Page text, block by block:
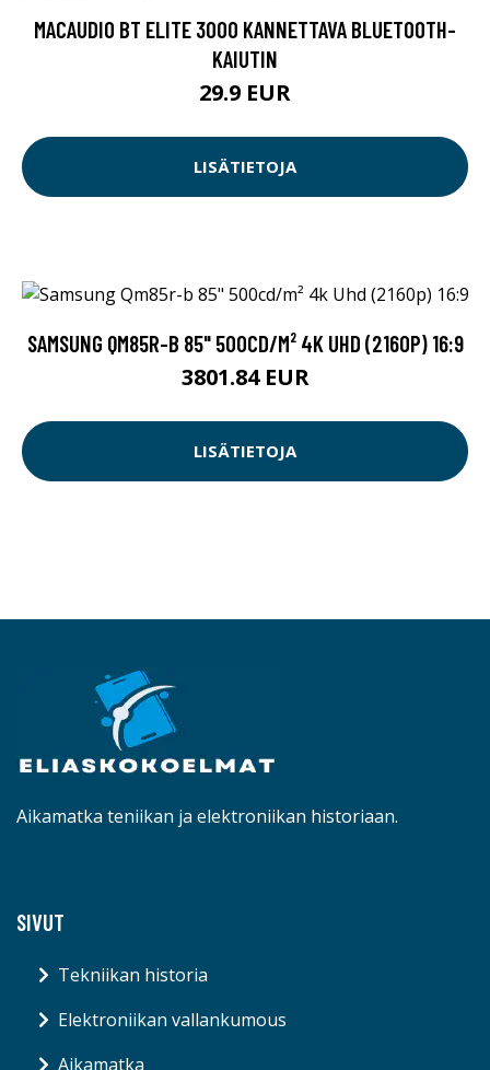
MACAUDIO BT ELITE 3000 KANNETTAVA BLUETOOTH-
KAIUTIN
29.9 EUR
LISÄTIETOJA
SAMSUNG QM85R-B 85" 500CD/M² 4K UHD (2160P) 16:9
3801.84 EUR
LISÄTIETOJA
Aikamatka teniikan ja elektroniikan historiaan.
SIVUT
Tekniikan historia
Elektroniikan vallankumous
Aikamatka